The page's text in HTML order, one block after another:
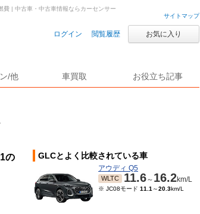
サイトマップ
ログイン 閲覧履歴 お気に入り
/他 車買取 お役立ち記事
| 中古車・中古車情報ならカーセンサー
の
GLCとよく比較されている車
アウディ Q5
WLTC 11.6～ 16.2km/L
※ JC08モード 11.1 ～20.3km/L